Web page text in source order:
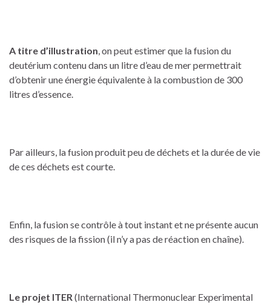
A titre d’illustration, on peut estimer que la fusion du
deutérium contenu dans un litre d’eau de mer permettrait
d’obtenir une énergie équivalente à la combustion de 300
litres d’essence.
Par ailleurs, la fusion produit peu de déchets et la durée de vie
de ces déchets est courte.
Enfin, la fusion se contrôle à tout instant et ne présente aucun
des risques de la fission (il n’y a pas de réaction en chaîne).
Le projet ITER (International Thermonuclear Experimental